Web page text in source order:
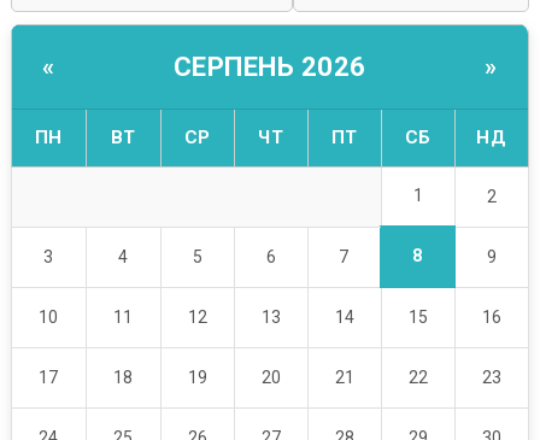
« СЕРПЕНЬ 2026 »
ПН ВТ СР ЧТ ПТ СБ НД
1 2
3 4 5 6 7 8 9
10 11 12 13 14 15 16
17 18 19 20 21 22 23